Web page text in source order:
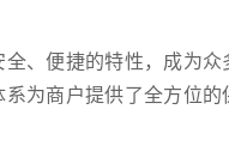
、便捷的特性，成为
为商户提供了全方位